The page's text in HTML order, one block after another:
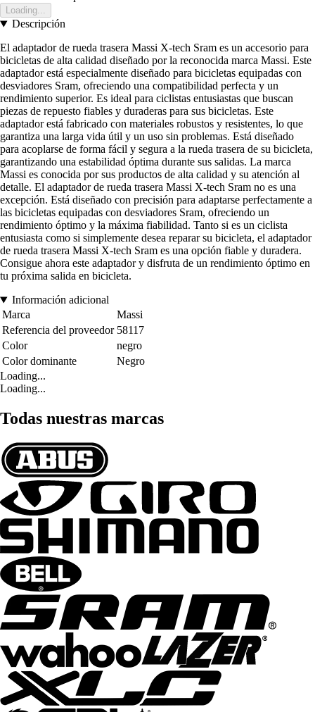
Loading...
Descripción
El adaptador de rueda trasera Massi X-tech Sram es un accesorio para
bicicletas de alta calidad diseñado por la reconocida marca Massi. Este
adaptador está especialmente diseñado para bicicletas equipadas con
desviadores Sram, ofreciendo una compatibilidad perfecta y un
rendimiento superior. Es ideal para ciclistas entusiastas que buscan
piezas de repuesto fiables y duraderas para sus bicicletas. Este
adaptador está fabricado con materiales robustos y resistentes, lo que
garantiza una larga vida útil y un uso sin problemas. Está diseñado
para acoplarse de forma fácil y segura a la rueda trasera de su bicicleta,
garantizando una estabilidad óptima durante sus salidas. La marca
Massi es conocida por sus productos de alta calidad y su atención al
detalle. El adaptador de rueda trasera Massi X-tech Sram no es una
excepción. Está diseñado con precisión para adaptarse perfectamente a
las bicicletas equipadas con desviadores Sram, ofreciendo un
rendimiento óptimo y la máxima fiabilidad. Tanto si es un ciclista
entusiasta como si simplemente desea reparar su bicicleta, el adaptador
de rueda trasera Massi X-tech Sram es una opción fiable y duradera.
Consigue ahora este adaptador y disfruta de un rendimiento óptimo en
tu próxima salida en bicicleta.
Información adicional
Marca
Massi
Referencia del proveedor 58117
Color
negro
Color dominante
Negro
Loading...
Loading...
Todas nuestras marcas